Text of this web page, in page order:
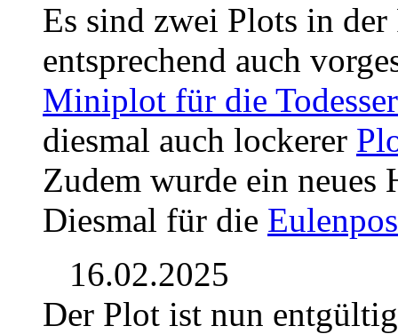
Es sind zwei Plots in
entsprechend auch
Miniplot für die Todesser
diesmal auch lockerer
Zudem wurde ein
Diesmal für die
16.02.2025
Der Plot ist nun